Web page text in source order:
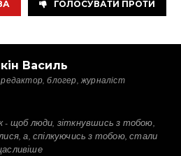
ГОЛОСУВАТИ ПРОТИ
Василь
блогер, журналіст
- щоб люди, зіткнувшись з тобою,
а, спілкуючись з тобою, стали